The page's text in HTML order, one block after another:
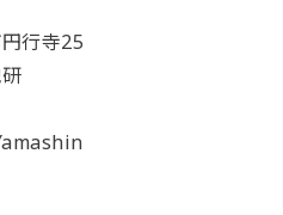
行寺25